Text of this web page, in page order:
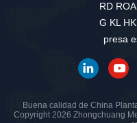
RD
G KL
presa
Buena calidad de China
Copyright 2026 Zhongchuang